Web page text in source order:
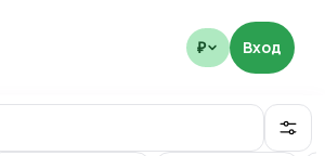
₽ Вход